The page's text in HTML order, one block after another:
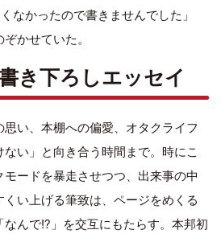
なかったので書きませんでした」
かせていた。
き下ろしエッセイ
い、本棚への偏愛、オタクライフ
い」と向き合う時間まで。時にこ
モードを暴走させつつ、出来事の中
い上げる筆致は、ページをめくる
んで!?」を交互にもたらす。本邦初